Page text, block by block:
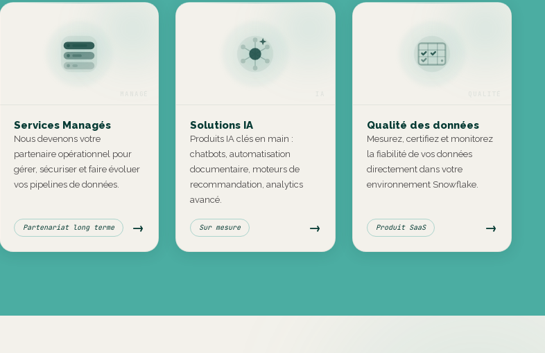
Services Managés
Nous devenons votre
partenaire opérationnel pour
gérer, sécuriser et faire évoluer
vos pipelines de données.
Partenariat long terme →
Solutions IA
Produits IA clés en main :
chatbots, automatisation
documentaire, moteurs de
recommandation, analytics
avancé.
Sur mesure →
Qualité des données
Mesurez, certifiez et monitorez
la fiabilité de vos données
directement dans votre
environnement Snowflake.
Produit SaaS →